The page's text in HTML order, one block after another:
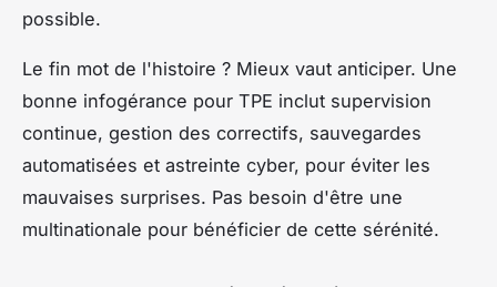
possible.
Le fin mot de l'histoire ? Mieux vaut anticiper. Une
bonne infogérance pour TPE inclut supervision
continue, gestion des correctifs, sauvegardes
automatisées et astreinte cyber, pour éviter les
mauvaises surprises. Pas besoin d'être une
multinationale pour bénéficier de cette sérénité.